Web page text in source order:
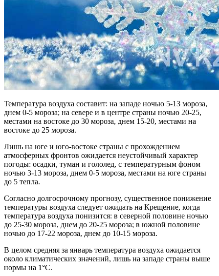
Температура воздуха составит: на западе ночью 5-13 мороза,
днем 0-5 мороза; на севере и в центре страны ночью 20-25,
местами на востоке до 30 мороза, днем 15-20, местами на
востоке до 25 мороза.
Лишь на юге и юго-востоке страны с прохождением
атмосферных фронтов ожидается неустойчивый характер
погоды: осадки, туман и гололед, с температурным фоном
ночью 3-13 мороза, днем 0-5 мороза, местами на юге страны
до 5 тепла.
Согласно долгосрочному прогнозу, существенное понижение
температуры воздуха следует ожидать на Крещение, когда
температура воздуха понизится: в северной половине ночью
до 25-30 мороза, днем до 20-25 мороза; в южной половине
ночью до 17-22 мороза, днем до 10-15 мороза.
В целом средняя за январь температура воздуха ожидается
около климатических значений, лишь на западе страны выше
нормы на 1°С.